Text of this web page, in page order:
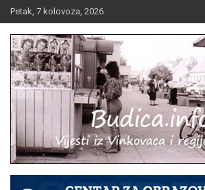
Skip
to
content
Petak, 7 kolovoza, 2026
Budica.info